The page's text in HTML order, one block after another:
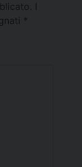
*